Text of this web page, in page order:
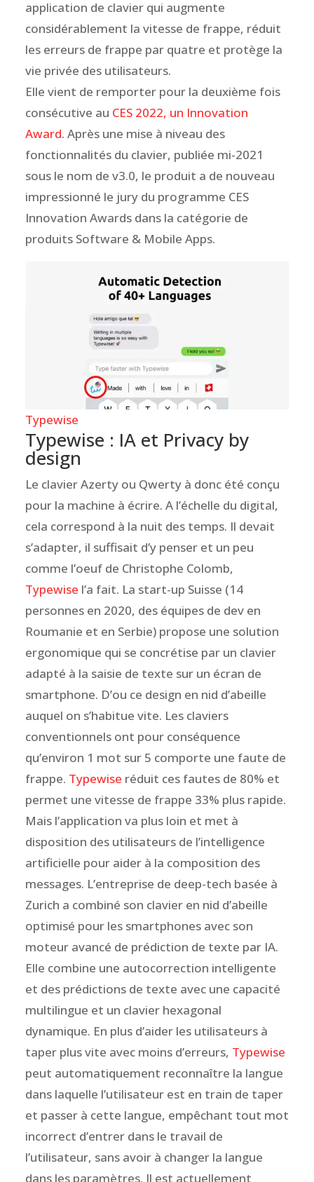
application de clavier qui augmente
considérablement la vitesse de frappe, réduit
les erreurs de frappe par quatre et protège la
vie privée des utilisateurs.
Elle vient de remporter pour la deuxième fois
consécutive au CES 2022, un Innovation
Award. Après une mise à niveau des
fonctionnalités du clavier, publiée mi-2021
sous le nom de v3.0, le produit a de nouveau
impressionné le jury du programme CES
Innovation Awards dans la catégorie de
produits Software & Mobile Apps.
Typewise
Typewise : IA et Privacy by
design
Le clavier Azerty ou Qwerty à donc été conçu
pour la machine à écrire. A l’échelle du digital,
cela correspond à la nuit des temps. Il devait
s’adapter, il suffisait d’y penser et un peu
comme l’oeuf de Christophe Colomb,
Typewise l’a fait. La start-up Suisse (14
personnes en 2020, des équipes de dev en
Roumanie et en Serbie) propose une solution
ergonomique qui se concrétise par un clavier
adapté à la saisie de texte sur un écran de
smartphone. D’ou ce design en nid d’abeille
auquel on s’habitue vite. Les claviers
conventionnels ont pour conséquence
qu’environ 1 mot sur 5 comporte une faute de
frappe. Typewise réduit ces fautes de 80% et
permet une vitesse de frappe 33% plus rapide.
Mais l’application va plus loin et met à
disposition des utilisateurs de l’intelligence
artificielle pour aider à la composition des
messages. L’entreprise de deep-tech basée à
Zurich a combiné son clavier en nid d’abeille
optimisé pour les smartphones avec son
moteur avancé de prédiction de texte par IA.
Elle combine une autocorrection intelligente
et des prédictions de texte avec une capacité
multilingue et un clavier hexagonal
dynamique. En plus d’aider les utilisateurs à
taper plus vite avec moins d’erreurs, Typewise
peut automatiquement reconnaître la langue
dans laquelle l’utilisateur est en train de taper
et passer à cette langue, empêchant tout mot
incorrect d’entrer dans le travail de
l’utilisateur, sans avoir à changer la langue
dans les paramètres. Il est actuellement